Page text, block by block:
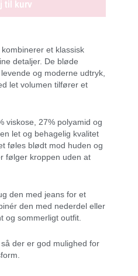
til kurv
et klassisk
detaljer. De bløde
og moderne udtryk,
let volumen tilfører et
viskose, 27% polyamid og
let og behagelig kvalitet
føles blødt mod huden og
følger kroppen uden at
den med jeans for et
den med nederdel eller
og sommerligt outfit.
der er god mulighed for